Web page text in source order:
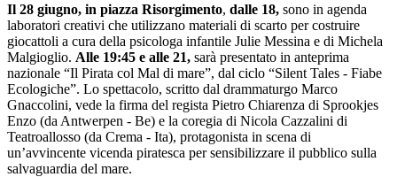
Il 28 giugno, in piazza Risorgimento, dalle 18, sono in agenda
laboratori creativi che utilizzano materiali di scarto per costruire
giocattoli a cura della psicologa infantile Julie Messina e di Michela
Malgioglio. Alle 19:45 e alle 21, sarà presentato in anteprima
nazionale “Il Pirata col Mal di mare”, dal ciclo “Silent Tales - Fiabe
Ecologiche”. Lo spettacolo, scritto dal drammaturgo Marco
Gnaccolini, vede la firma del regista Pietro Chiarenza di Sprookjes
Enzo (da Antwerpen - Be) e la coregia di Nicola Cazzalini di
Teatroallosso (da Crema - Ita), protagonista in scena di
un’avvincente vicenda piratesca per sensibilizzare il pubblico sulla
salvaguardia del mare.